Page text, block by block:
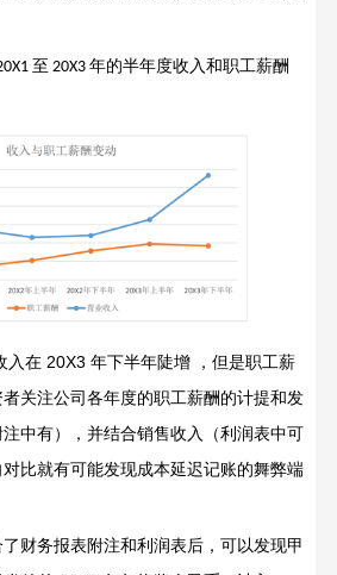
至 20X3 年的半年度收入和职工薪酬
入在20X3 年下半年陡增
，但是职工薪
关注公司各年度的职工薪酬的计提和发
中有），并结合销售收入（利润表中可
比就有可能发现成本延迟记账的舞弊端
财务报表附注和利润表后，可以发现甲